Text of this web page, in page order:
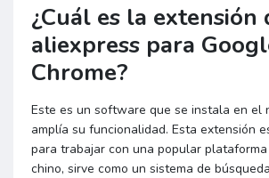
¿Cuál es la extensión
aliexpress para
Chrome?
Este es un software que se instala en el
amplía su funcionalidad. Esta extensión
para trabajar con una popular
chino, sirve como un sistema de